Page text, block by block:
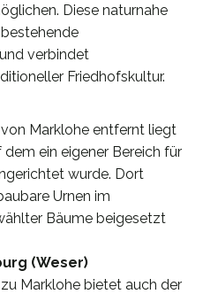
Diese naturnahe
verbindet
Friedhofskultur.
Marklohe entfernt liegt
ein eigener Bereich für
wurde. Dort
Urnen im
Bäume beigesetzt
(Weser)
Marklohe bietet auch der